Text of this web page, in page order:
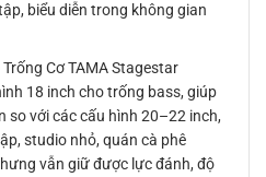
biểu diễn trong không gian
Cơ TAMA Stagestar
18 inch cho trống bass, giúp
so với các cấu hình 20–22 inch,
studio nhỏ, quán cà phê
vẫn giữ được lực đánh, độ